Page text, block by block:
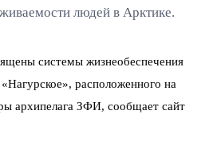
людей в Арктике.
системы жизнеобеспечения
расположенного на
архипелага ЗФИ, сообщает сайт